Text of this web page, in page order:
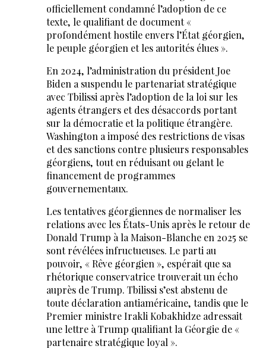
officiellement condamné l’adoption de ce
texte, le qualifiant de document «
profondément hostile envers l’État géorgien,
le peuple géorgien et les autorités élues ».
En 2024, l’administration du président Joe
Biden a suspendu le partenariat stratégique
avec Tbilissi après l’adoption de la loi sur les
agents étrangers et des désaccords portant
sur la démocratie et la politique étrangère.
Washington a imposé des restrictions de visas
et des sanctions contre plusieurs responsables
géorgiens, tout en réduisant ou gelant le
financement de programmes
gouvernementaux.
Les tentatives géorgiennes de normaliser les
relations avec les États-Unis après le retour de
Donald Trump à la Maison-Blanche en 2025 se
sont révélées infructueuses. Le parti au
pouvoir, « Rêve géorgien », espérait que sa
rhétorique conservatrice trouverait un écho
auprès de Trump. Tbilissi s’est abstenu de
toute déclaration antiaméricaine, tandis que le
Premier ministre Irakli Kobakhidze adressait
une lettre à Trump qualifiant la Géorgie de «
partenaire stratégique loyal ».